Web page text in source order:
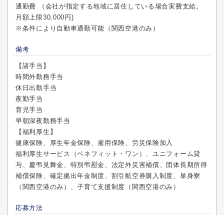
通勤費 （会社が指定する地域に居住している場合実費支給。
月額上限30,000円)
※条件により自動車通勤可能（関西空港のみ）
備考
【諸手当】
時間外勤務手当
休日出勤手当
夜勤手当
育児手当
早朝深夜勤務手当
【福利厚生】
健康保険、厚生年金保険、雇用保険、労災保険加入
福利厚生サービス（ベネフィット・ワン）、ユニフォーム貸
与、慶弔見舞金、特別弔慰金、法定外災害補償、団体長期所得
補償保険、確定拠出年金制度、割引航空券購入制度、単身寮
（関西空港のみ）、子育て支援制度（関西空港のみ）
応募方法